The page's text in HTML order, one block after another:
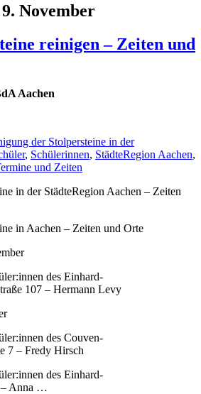
November
reinigen – Zeiten und
Aachen
der Stolpersteine in der
, Schülerinnen, StädteRegion Aachen,
und Zeiten
in der StädteRegion Aachen – Zeiten
in Aachen – Zeiten und Orte
des Einhard-
107 – Hermann Levy
des Couven-
7 – Fredy Hirsch
des Einhard-
– Anna …